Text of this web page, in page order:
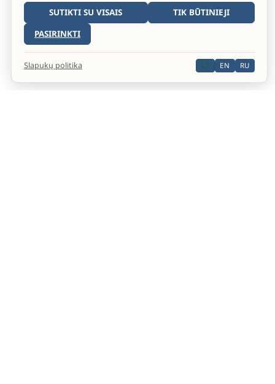
SUTIKTI SU VISAIS
TIK BŪTINIEJI
PASIRINKTI
Slapukų politika LT EN RU